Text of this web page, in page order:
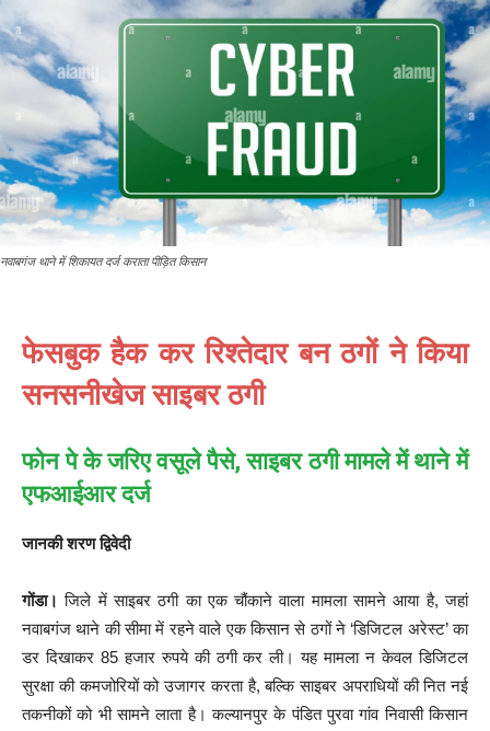
नवाबगंज थाने में शिकायत दर्ज कराता पीड़ित किसान
फेसबुक हैक कर रिश्तेदार बन ठगों ने किया
सनसनीखेज साइबर ठगी
फोन पे के जरिए वसूले पैसे, साइबर ठगी मामले में थाने में
एफआईआर दर्ज
जानकी शरण द्विवेदी
गोंडा। जिले में साइबर ठगी का एक चौंकाने वाला मामला सामने आया है, जहां
नवाबगंज थाने की सीमा में रहने वाले एक किसान से ठगों ने ‘डिजिटल अरेस्ट’ का
डर दिखाकर 85 हजार रुपये की ठगी कर ली। यह मामला न केवल डिजिटल
सुरक्षा की कमजोरियों को उजागर करता है, बल्कि साइबर अपराधियों की नित नई
तकनीकों को भी सामने लाता है। कल्यानपुर के पंडित पुरवा गांव निवासी किसान